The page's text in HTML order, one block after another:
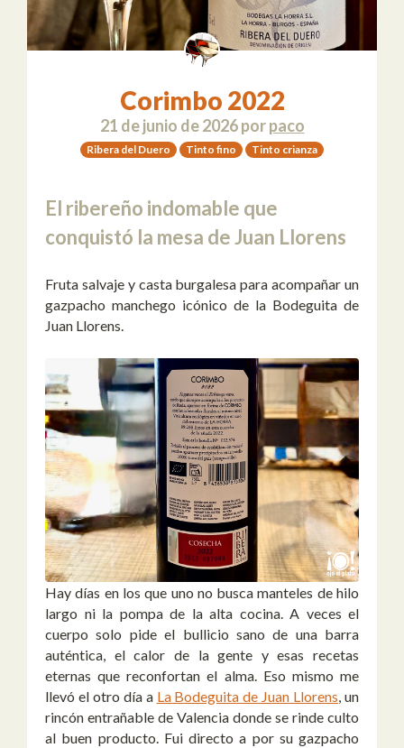
Corimbo 2022
21 de junio de 2026porpaco
Ribera del Duero Tinto fino Tinto crianza
El ribereño indomable que
conquistó la mesa de Juan Llorens
Fruta salvaje y casta burgalesa para acompañar un
gazpacho manchego icónico de la Bodeguita de
Juan Llorens.
Hay días en los que uno no busca manteles de hilo
largo ni la pompa de la alta cocina. A veces el
cuerpo solo pide el bullicio sano de una barra
auténtica, el calor de la gente y esas recetas
eternas que reconfortan el alma. Eso mismo me
llevó el otro día a La Bodeguita de Juan Llorens, un
rincón entrañable de Valencia donde se rinde culto
al buen producto. Fui directo a por su gazpacho